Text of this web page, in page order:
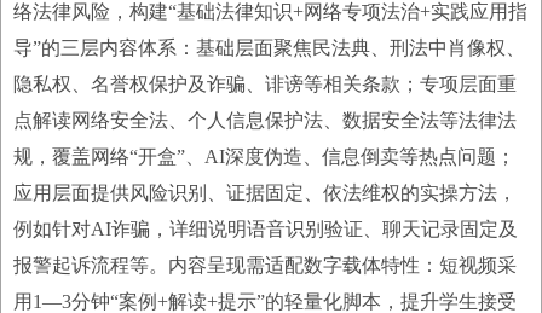
络法律风险，构建“基础法律知识+网络专项法治+实践应用指
导”的三层内容体系：基础层面聚焦民法典、刑法中肖像权、
隐私权、名誉权保护及诈骗、诽谤等相关条款；专项层面重
点解读网络安全法、个人信息保护法、数据安全法等法律法
规，覆盖网络“开盒”、AI深度伪造、信息倒卖等热点问题；
应用层面提供风险识别、证据固定、依法维权的实操方法，
例如针对AI诈骗，详细说明语音识别验证、聊天记录固定及
报警起诉流程等。内容呈现需适配数字载体特性：短视频采
用1—3分钟“案例+解读+提示”的轻量化脚本，提升学生接受